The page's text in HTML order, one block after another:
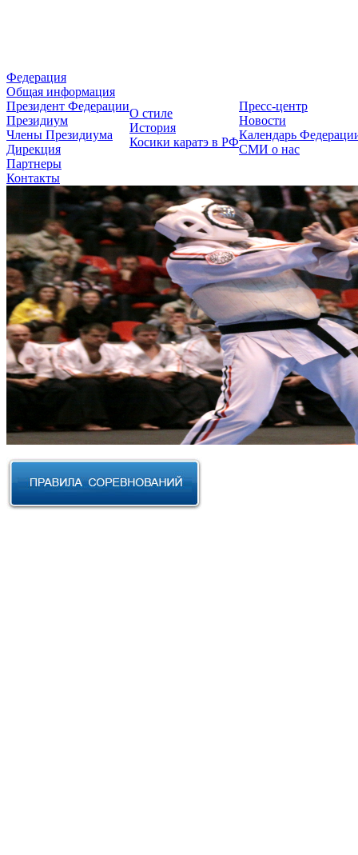
Федерация
Общая информация
Президент Федерации
Президиум
Члены Президиума
Дирекция
Партнеры
Контакты
О стиле
История
Косики каратэ в РФ
Пресс-центр
Новости
Календарь
СМИ о нас